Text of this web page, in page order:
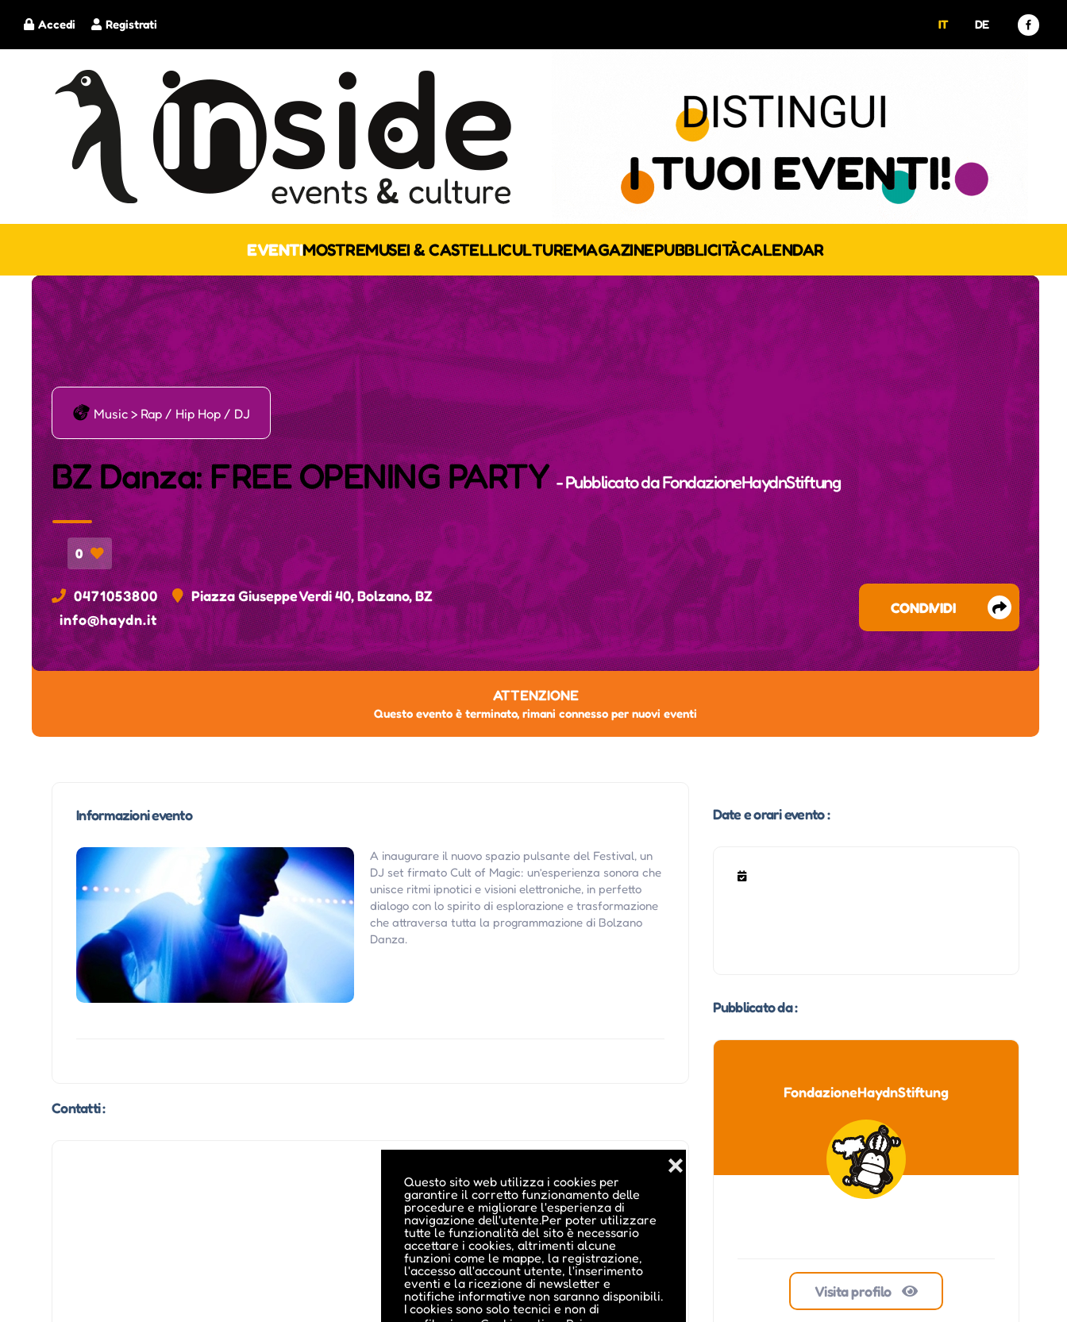
Questo sito web utilizza i cookies per
garantire il corretto funzionamento delle
procedure e migliorare l'esperienza di
navigazione dell'utente.Per poter utilizzare
tutte le funzionalità del sito è necessario
accettare i cookies, altrimenti alcune
funzioni come le mappe, la registrazione,
l'accesso all'account utente, l'inserimento
eventi e la ricezione di newsletter e
notifiche informative non saranno disponibili.
I cookies sono solo tecnici e non di
❌
Registrati
Accedi IT DE
EVENTIMOSTREMUSEI & CASTELLICULTUREMAGAZINEPUBBLICITÀCALENDAR
į Music > Rap / Hip Hop / DJ
BZ Danza: FREE OPENING PARTY- Pubblicato daFondazioneHaydnStiftung
0
0471053800
Piazza Giuseppe Verdi 40, Bolzano, BZ
info@haydn.it
CONDIVIDI
ATTENZIONE
Questo evento è terminato, rimani connesso per nuovi eventi
Informazioni evento
A inaugurare il nuovo spazio pulsante del Festival, un
DJ set firmato Cult of Magic: un’esperienza sonora che
unisce ritmi ipnotici e visioni elettroniche, in perfetto
dialogo con lo spirito di esplorazione e trasformazione
che attraversa tutta la programmazione di Bolzano
Danza.
Contatti :
Date e orari evento :
Pubblicato da :
FondazioneHaydnStiftung
Visita profilo